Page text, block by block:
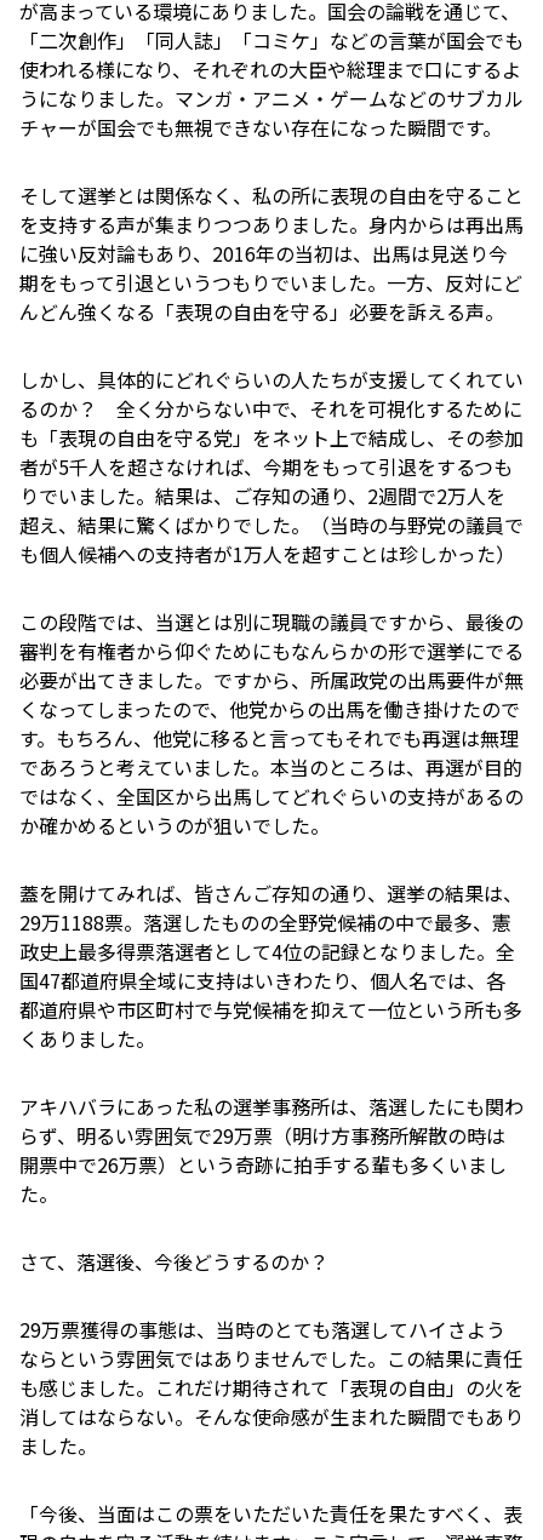
が高まっている環境にありました。国会の論戦を通じて、
「二次創作」「同人誌」「コミケ」などの言葉が国会でも
使われる様になり、それぞれの大臣や総理まで口にするよ
うになりました。マンガ・アニメ・ゲームなどのサブカル
チャーが国会でも無視できない存在になった瞬間です。
そして選挙とは関係なく、私の所に表現の自由を守ること
を支持する声が集まりつつありました。身内からは再出馬
に強い反対論もあり、2016年の当初は、出馬は見送り今
期をもって引退というつもりでいました。一方、反対にど
んどん強くなる「表現の自由を守る」必要を訴える声。
しかし、具体的にどれぐらいの人たちが支援してくれてい
るのか？ 全く分からない中で、それを可視化するために
も「表現の自由を守る党」をネット上で結成し、その参加
者が5千人を超さなければ、今期をもって引退をするつも
りでいました。結果は、ご存知の通り、2週間で2万人を
超え、結果に驚くばかりでした。（当時の与野党の議員で
も個人候補への支持者が1万人を超すことは珍しかった）
この段階では、当選とは別に現職の議員ですから、最後の
審判を有権者から仰ぐためにもなんらかの形で選挙にでる
必要が出てきました。ですから、所属政党の出馬要件が無
くなってしまったので、他党からの出馬を働き掛けたので
す。もちろん、他党に移ると言ってもそれでも再選は無理
であろうと考えていました。本当のところは、再選が目的
ではなく、全国区から出馬してどれぐらいの支持があるの
か確かめるというのが狙いでした。
蓋を開けてみれば、皆さんご存知の通り、選挙の結果は、
29万1188票。落選したものの全野党候補の中で最多、憲
政史上最多得票落選者として4位の記録となりました。全
国47都道府県全域に支持はいきわたり、個人名では、各
都道府県や市区町村で与党候補を抑えて一位という所も多
くありました。
アキハバラにあった私の選挙事務所は、落選したにも関わ
らず、明るい雰囲気で29万票（明け方事務所解散の時は
開票中で26万票）という奇跡に拍手する輩も多くいまし
た。
さて、落選後、今後どうするのか？
29万票獲得の事態は、当時のとても落選してハイさよう
ならという雰囲気ではありませんでした。この結果に責任
も感じました。これだけ期待されて「表現の自由」の火を
消してはならない。そんな使命感が生まれた瞬間でもあり
ました。
「今後、当面はこの票をいただいた責任を果たすべく、表